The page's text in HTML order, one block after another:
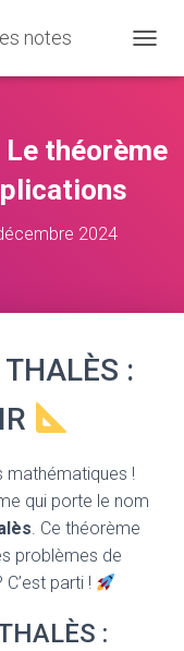
notes
U
R
théorème
2024
THALÈS :
mathématiques !
qui porte le nom
. Ce théorème
problèmes de
parti !
: